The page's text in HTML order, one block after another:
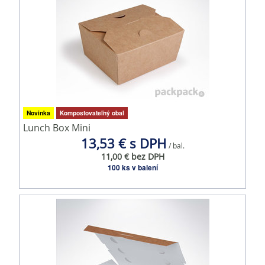
Novinka Kompostovateľný obal
Lunch Box Mini
13,53 € s DPH / bal.
11,00 € bez DPH
100 ks v balení